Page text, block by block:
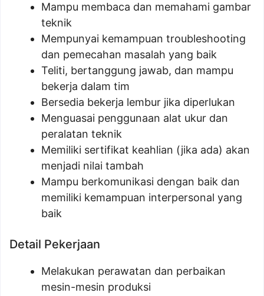
Mampu membaca dan memahami gambar
teknik
Mempunyai kemampuan troubleshooting
dan pemecahan masalah yang baik
Teliti, bertanggung jawab, dan mampu
bekerja dalam tim
Bersedia bekerja lembur jika diperlukan
Menguasai penggunaan alat ukur dan
peralatan teknik
Memiliki sertifikat keahlian (jika ada) akan
menjadi nilai tambah
Mampu berkomunikasi dengan baik dan
memiliki kemampuan interpersonal yang
baik
Detail Pekerjaan
Melakukan perawatan dan perbaikan
mesin-mesin produksi